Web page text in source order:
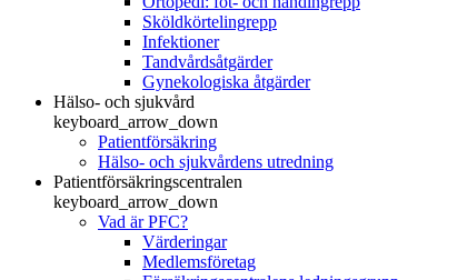
Sköldkörtelingrepp
Infektioner
Tandvårdsåtgärder
Gynekologiska åtgärder
Hälso- och sjukvård
keyboard_arrow_down
Patientförsäkring
Hälso- och sjukvårdens utredning
Patientförsäkringscentralen
keyboard_arrow_down
Vad är PFC?
Värderingar
Medlemsföretag